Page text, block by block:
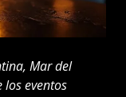
Mar del
eventos